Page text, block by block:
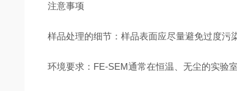
注意事项
样品处理的细节：样品表面应尽量避免过度污
环境要求：FE-SEM通常在恒温、无尘的实验